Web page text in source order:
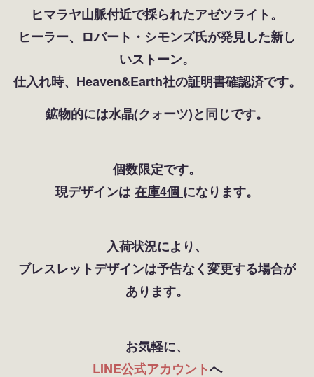
ヒマラヤ山脈付近で採られたアゼツライト。
ヒーラー、ロバート・シモンズ氏が発見した新し
いストーン。
仕入れ時、Heaven&Earth社の証明書確認済です。
鉱物的には水晶(クォーツ)と同じです。
個数限定です。
現デザインは在庫4個 になります。
入荷状況により、
ブレスレットデザインは予告なく変更する場合が
あります。
お気軽に、
LINE公式アカウントへ